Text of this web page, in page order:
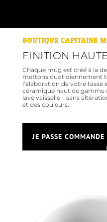
BOUTIQUE CAPITAINE
FINITION
Chaque mug est créé à la
mettons quotidiennement
l’élaboration de votre
céramique haut de
lave vaisselle – sans
et des couleurs.
JE PASSE COMMANDE